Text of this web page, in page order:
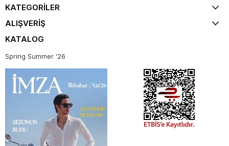
KATEGORİLER
ALIŞVERİŞ
KATALOG
Spring Summer '26